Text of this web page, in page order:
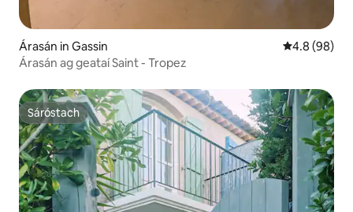
Árasán in Gassin Meánrátáil
4.8 (98)
Árasán ag geataí Saint - Tropez
Sáróstach
Sáróstach